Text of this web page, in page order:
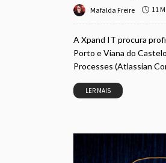
Mafalda Freire 11
A Xpand IT procura
Porto e Viana do
Processes (Atlassian
LER MAIS